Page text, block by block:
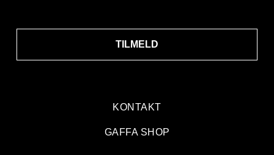
KONTAKT
GAFFA SHOP
TILMELD